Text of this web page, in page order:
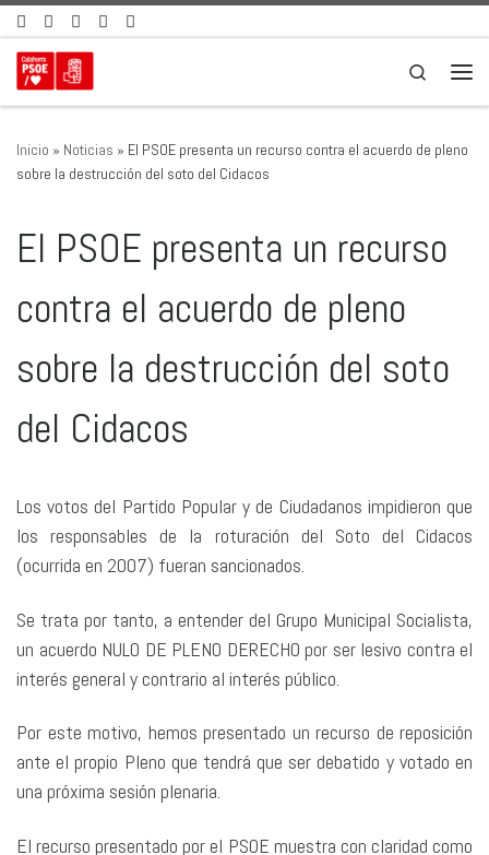
Saltar al contenido
Search
Inicio » Noticias » El PSOE presenta un recurso contra el acuerdo de pleno
sobre la destrucción del soto del Cidacos
El PSOE presenta un recurso
contra el acuerdo de pleno
sobre la destrucción del soto
del Cidacos
Los votos del Partido Popular y de Ciudadanos impidieron que
los responsables de la roturación del Soto del Cidacos
(ocurrida en 2007) fueran sancionados.
Se trata por tanto, a entender del Grupo Municipal Socialista,
un acuerdo NULO DE PLENO DERECHO por ser lesivo contra el
interés general y contrario al interés público.
Por este motivo, hemos presentado un recurso de reposición
ante el propio Pleno que tendrá que ser debatido y votado en
una próxima sesión plenaria.
El recurso presentado por el PSOE muestra con claridad como